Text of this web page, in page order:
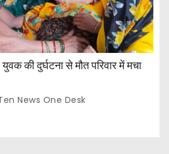
की दुर्घटना से मौत परिवार में मचा
News One Desk